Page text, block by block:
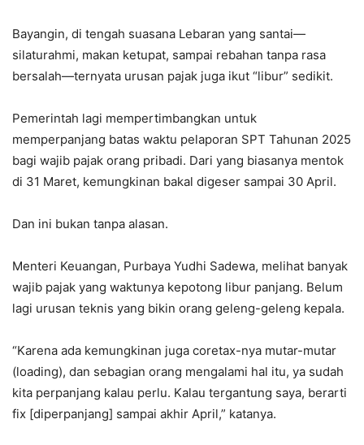
Bayangin, di tengah suasana Lebaran yang santai—
silaturahmi, makan ketupat, sampai rebahan tanpa rasa
bersalah—ternyata urusan pajak juga ikut “libur” sedikit.
Pemerintah lagi mempertimbangkan untuk
memperpanjang batas waktu pelaporan SPT Tahunan 2025
bagi wajib pajak orang pribadi. Dari yang biasanya mentok
di 31 Maret, kemungkinan bakal digeser sampai 30 April.
Dan ini bukan tanpa alasan.
Menteri Keuangan, Purbaya Yudhi Sadewa, melihat banyak
wajib pajak yang waktunya kepotong libur panjang. Belum
lagi urusan teknis yang bikin orang geleng-geleng kepala.
“Karena ada kemungkinan juga coretax-nya mutar-mutar
(loading), dan sebagian orang mengalami hal itu, ya sudah
kita perpanjang kalau perlu. Kalau tergantung saya, berarti
fix [diperpanjang] sampai akhir April,” katanya.